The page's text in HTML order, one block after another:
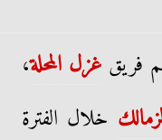
فريق غزل المحلة،
خلال الفترة